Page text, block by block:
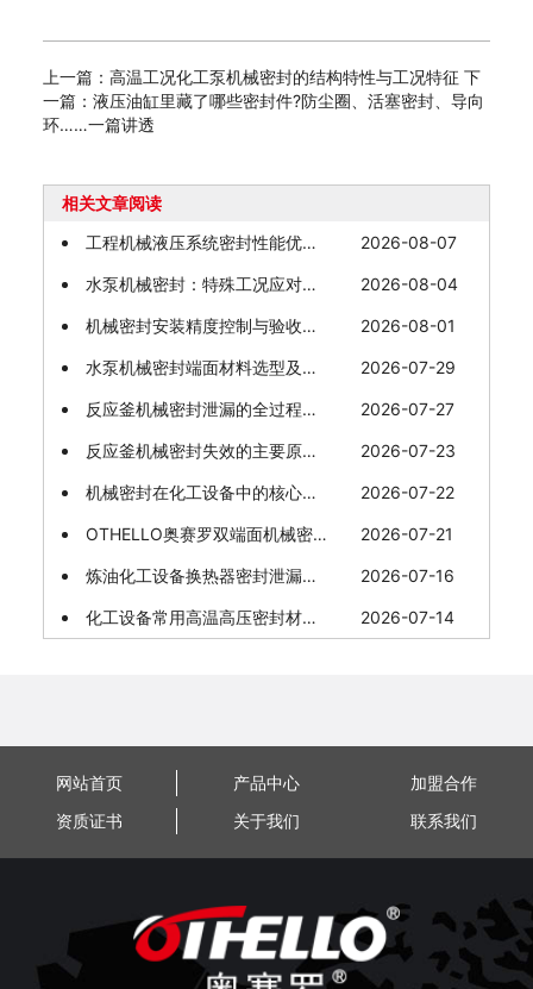
上一篇：高温工况化工泵机械密封的结构特性与工况特征 下
一篇：液压油缸里藏了哪些密封件?防尘圈、活塞密封、导向
环……一篇讲透
相关文章阅读
工程机械液压系统密封性能优化：从源头控制的四维路径
2026-08-07
水泵机械密封：特殊工况应对与故障预防 2026-08-04
机械密封安装精度控制与验收规范 2026-08-01
水泵机械密封端面材料选型及适配工况 2026-07-29
反应釜机械密封泄漏的全过程防控策略 2026-07-27
反应釜机械密封失效的主要原因分析 2026-07-23
机械密封在化工设备中的核心价值体现 2026-07-22
OTHELLO奥赛罗双端面机械密封：工业防泄漏的"双重保险" 2026-07-21
炼油化工设备换热器密封泄漏问题的处理措施 2026-07-16
化工设备常用高温高压密封材料特性与选择 2026-07-14
网站首页 产品中心
加盟合作
资质证书
关于我们 联系我们